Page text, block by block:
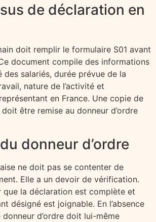
de déclaration en
doit remplir le formulaire S01 avant
document compile des informations
des salariés, durée prévue de la
nature de l’activité et
en France. Une copie de
être remise au donneur d’ordre
donneur d’ordre
ne doit pas se contenter de
Elle a un devoir de vérification.
que la déclaration est complète et
désigné est joignable. En l’absence
d’ordre doit lui-même